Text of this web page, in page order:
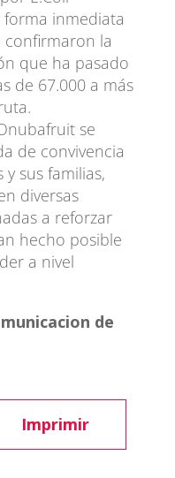
inmediata
confirmaron la
que ha pasado
de 67.000 a más
se
de convivencia
sus familias,
diversas
a reforzar
hecho posible
a nivel
de
Imprimir